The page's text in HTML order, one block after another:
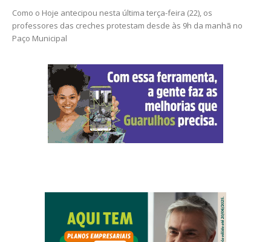
Como o Hoje antecipou nesta última terça-feira (22), os
professores das creches protestam desde às 9h da manhã no
Paço Municipal